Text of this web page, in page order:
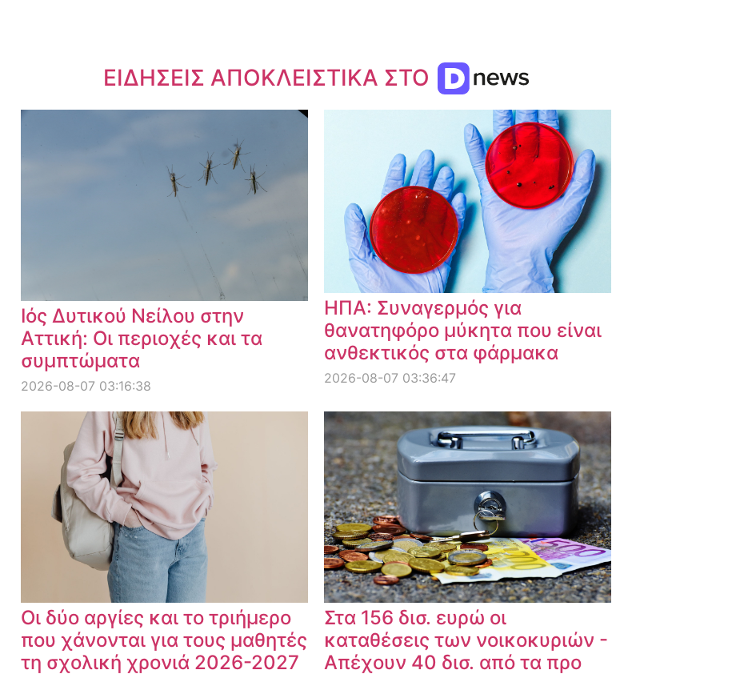
ΕΙΔΗΣΕΙΣ ΑΠΟΚΛΕΙΣΤΙΚΑ ΣΤΟ
Dnews.gr
Ιός Δυτικού Νείλου στην
Αττική: Οι περιοχές και τα
συμπτώματα
2026-08-07 03:16:38
ΗΠΑ: Συναγερμός για
θανατηφόρο μύκητα που είναι
ανθεκτικός στα φάρμακα
2026-08-07 03:36:47
Οι δύο αργίες και το τριήμερο
που χάνονται για τους μαθητές
τη σχολική χρονιά 2026-2027
Στα 156 δισ. ευρώ οι
καταθέσεις των νοικοκυριών -
Απέχουν 40 δισ. από τα προ